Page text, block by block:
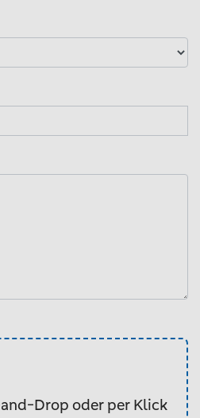
Drop oder per Klick